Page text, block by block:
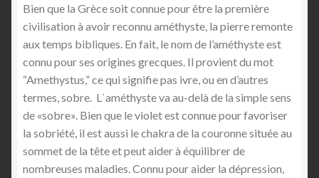
Bien que la Grèce soit connue pour être la première
civilisation à avoir reconnu améthyste, la pierre remonte
aux temps bibliques. En fait, le nom de l’améthyste est
connu pour ses origines grecques. Il provient du mot
“Amethystus,” ce qui signifie pas ivre, ou en d’autres
termes, sobre. L`améthyste va au-delà de la simple sens
de «sobre». Bien que le violet est connue pour favoriser
la sobriété, il est aussi le chakra de la couronne située au
sommet de la tête et peut aider à équilibrer de
nombreuses maladies. Connu pour aider la dépression,